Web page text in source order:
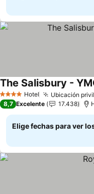
4 EstrellasHotel Ubicación
The Salisbury -
8,7 Excelente 17.438
Elige fechas para ver